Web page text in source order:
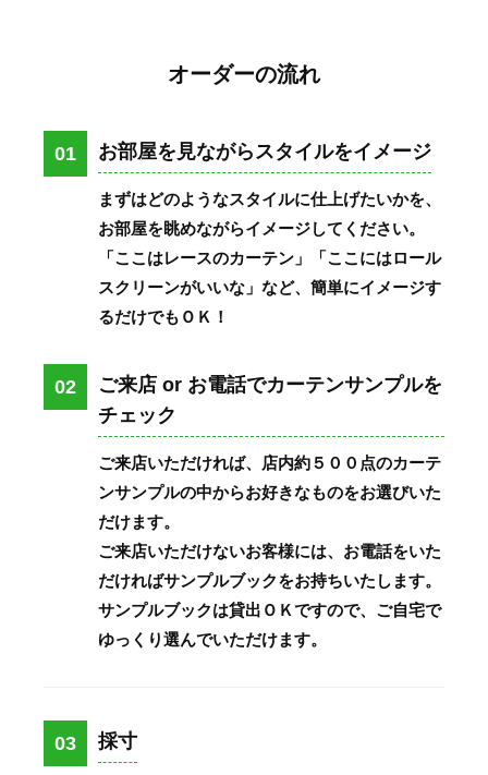
オーダーの流れ
01 お部屋を見ながらスタイルをイメージ
まずはどのようなスタイルに仕上げたいかを、
お部屋を眺めながらイメージしてください。
「ここはレースのカーテン」「ここにはロール
スクリーンがいいな」など、簡単にイメージす
るだけでもＯＫ！
02
ご来店 or お電話でカーテンサンプルを
チェック
ご来店いただければ、店内約５００点のカーテ
ンサンプルの中からお好きなものをお選びいた
だけます。
ご来店いただけないお客様には、お電話をいた
だければサンプルブックをお持ちいたします。
サンプルブックは貸出ＯＫですので、ご自宅で
ゆっくり選んでいただけます。
03 採寸